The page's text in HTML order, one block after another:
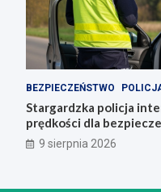
BEZPIECZEŃSTWO
Stargardzka policja
prędkości dla
9 sierpnia 2026